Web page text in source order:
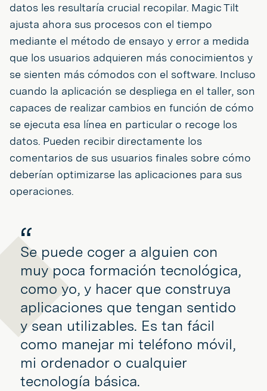
datos les resultaría crucial recopilar. Magic Tilt
ajusta ahora sus procesos con el tiempo
mediante el método de ensayo y error a medida
que los usuarios adquieren más conocimientos y
se sienten más cómodos con el software. Incluso
cuando la aplicación se despliega en el taller, son
capaces de realizar cambios en función de cómo
se ejecuta esa línea en particular o recoge los
datos. Pueden recibir directamente los
comentarios de sus usuarios finales sobre cómo
deberían optimizarse las aplicaciones para sus
operaciones.
Se puede coger a alguien con
muy poca formación tecnológica,
como yo, y hacer que construya
aplicaciones que tengan sentido
y sean utilizables. Es tan fácil
como manejar mi teléfono móvil,
mi ordenador o cualquier
tecnología básica.